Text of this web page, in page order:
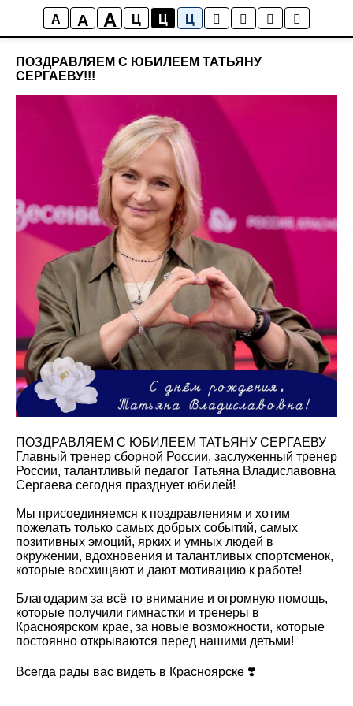
A A A Ц Ц Ц
Новости
ПОЗДРАВЛЯЕМ С ЮБИЛЕЕМ ТАТЬЯНУ
СЕРГАЕВУ!!!
ПОЗДРАВЛЯЕМ С ЮБИЛЕЕМ ТАТЬЯНУ СЕРГАЕВУ
Главный тренер сборной России, заслуженный тренер
России, талантливый педагог Татьяна Владиславовна
Сергаева сегодня празднует юбилей!
Мы присоединяемся к поздравлениям и хотим
пожелать только самых добрых событий, самых
позитивных эмоций, ярких и умных людей в
окружении, вдохновения и талантливых спортсменок,
которые восхищают и дают мотивацию к работе!
Благодарим за всё то внимание и огромную помощь,
которые получили гимнастки и тренеры в
Красноярском крае, за новые возможности, которые
постоянно открываются перед нашими детьми!
Всегда рады вас видеть в Красноярске ❣️